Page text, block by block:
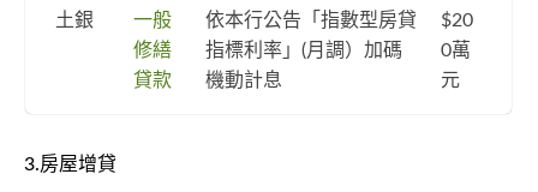
土銀
一般
修繕
貸款
依本行公告「指數型房貸
指標利率」(月調）加碼
機動計息
$20
0萬
元
3.房屋增貸